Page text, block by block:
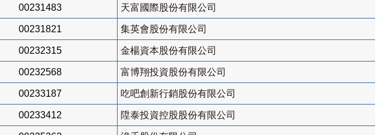
00231483 天富國際股份有限公司
00231821 集英會股份有限公司
00232315 金楊資本股份有限公司
00232568 富博翔投資股份有限公司
00233187 吃吧創新行銷股份有限公司
00233412 陞泰投資控股股份有限公司